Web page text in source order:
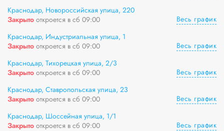
Краснодар, Новороссийская улица, 220
Закрыто откроется в сб 09:00
Весь график
Краснодар, Индустриальная улица, 1
Закрыто откроется в сб 09:00
Весь график
Краснодар, Тихорецкая улица, 2/3
Закрыто откроется в сб 09:00
Весь график
Краснодар, Ставропольская улица, 23
Закрыто откроется в сб 09:00
Весь график
Краснодар, Шоссейная улица, 1/1
Закрыто откроется в сб 09:00
Весь график